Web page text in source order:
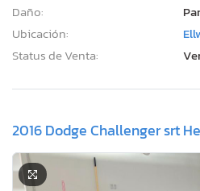
Daño:
Ubicación:
Status de Venta:
2016 Dodge Challenger srt